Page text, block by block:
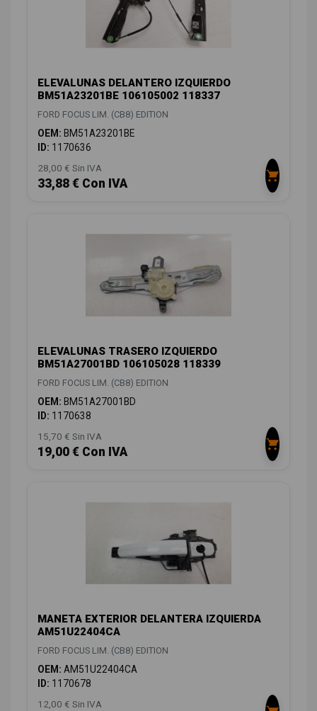
ELEVALUNAS DELANTERO IZQUIERDO
BM51A23201BE 106105002 118337
FORD FOCUS LIM. (CB8) EDITION
OEM: BM51A23201BE
ID: 1170636
28,00 € Sin IVA
33,88 € Con IVA
ELEVALUNAS TRASERO IZQUIERDO
BM51A27001BD 106105028 118339
FORD FOCUS LIM. (CB8) EDITION
OEM: BM51A27001BD
ID: 1170638
15,70 € Sin IVA
19,00 € Con IVA
MANETA EXTERIOR DELANTERA IZQUIERDA
AM51U22404CA
FORD FOCUS LIM. (CB8) EDITION
OEM: AM51U22404CA
ID: 1170678
12,00 € Sin IVA